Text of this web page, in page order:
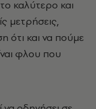
το καλύτερο και
μετρήσεις,
ότι και να πούμε
φλου που